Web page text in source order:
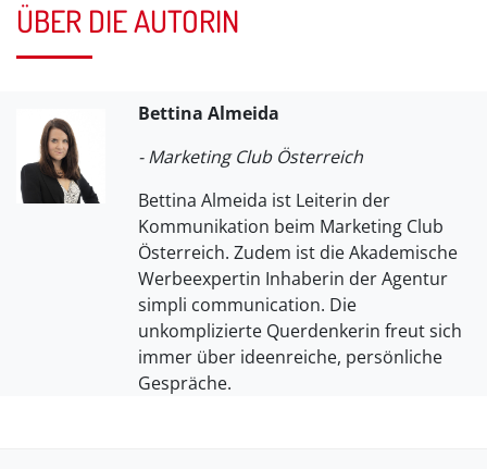
ÜBER DIE AUTORIN
Bettina Almeida
- Marketing Club Österreich
Bettina Almeida ist Leiterin der
Kommunikation beim Marketing Club
Österreich. Zudem ist die Akademische
Werbeexpertin Inhaberin der Agentur
simpli communication. Die
unkomplizierte Querdenkerin freut sich
immer über ideenreiche, persönliche
Gespräche.